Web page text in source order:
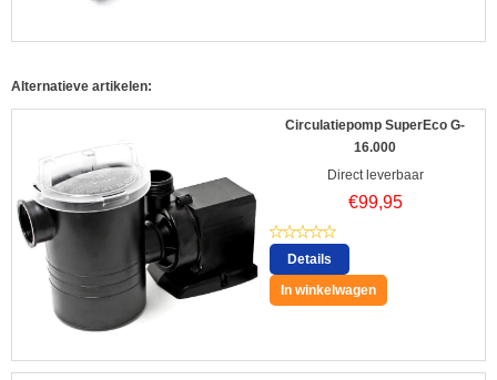
Alternatieve artikelen:
Circulatiepomp SuperEco G-
16.000
Direct leverbaar
€99,95
Details
In winkelwagen